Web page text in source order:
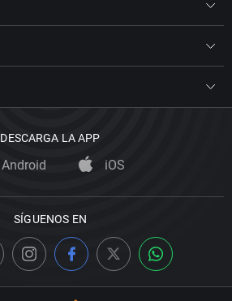
DESCARGA LA APP
Android iOS
SÍGUENOS EN